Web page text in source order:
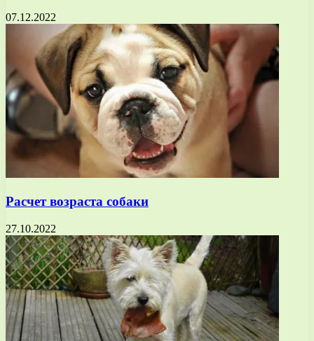
07.12.2022
Расчет возраста собаки
27.10.2022